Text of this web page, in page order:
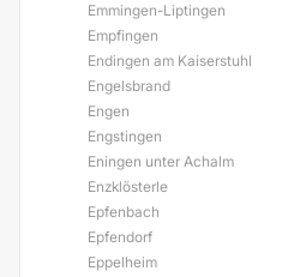
Emmingen-Liptingen
Empfingen
Endingen am Kaiserstuhl
Engelsbrand
Engen
Engstingen
Eningen unter Achalm
Enzklösterle
Epfenbach
Epfendorf
Eppelheim